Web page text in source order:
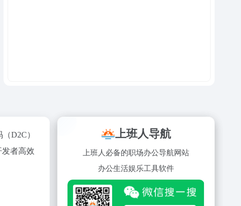
D2C）
者高效
上班人导航
上班人必备的职场办公导航网站
办公生活娱乐工具软件